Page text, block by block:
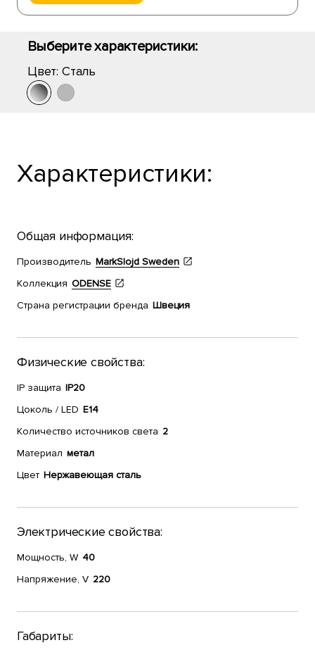
Выберите характеристики:
Цвет: Сталь
Характеристики:
Общая информация:
Производитель MarkSlojd Sweden
Коллекция ODENSE
Страна регистрации бренда Швеция
Физические свойства:
IP защита IP20
Цоколь / LED E14
Количество источников света 2
Материал метал
Цвет Нержавеющая сталь
Электрические свойства:
Мощность, W 40
Напряжение, V 220
Габариты: